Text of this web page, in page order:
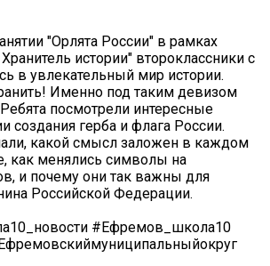
"Орлята России" в рамках
истории" второклассники с
в увлекательный мир истории.
Именно под таким девизом
посмотрели интересные
создания герба и флага России.
какой смысл заложен в каждом
как менялись символы на
и почему они так важны для
Российской Федерации.
#Ефремов_школа10